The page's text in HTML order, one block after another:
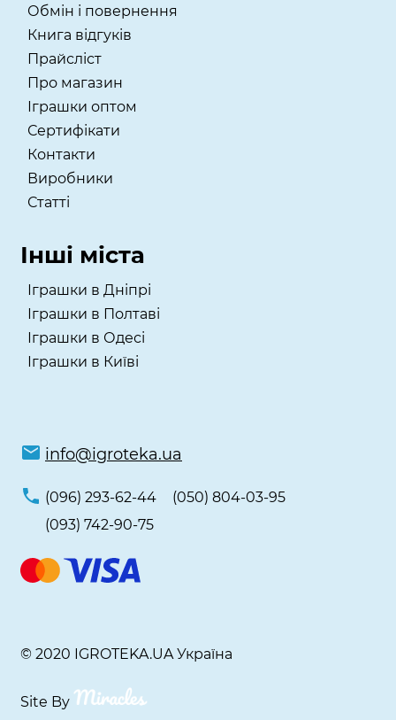
Обмін і повернення
Книга відгуків
Прайсліст
Про магазин
Іграшки оптом
Сертифікати
Контакти
Виробники
Статті
Інші міста
Іграшки в Дніпрі
Іграшки в Полтаві
Іграшки в Одесі
Іграшки в Київі
info@igroteka.ua
(096) 293-62-44
(050) 804-03-95
(093) 742-90-75
© 2020 IGROTEKA.UA Україна
Site By